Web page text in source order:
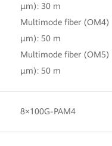
μm): 30 m
Multimode fiber
μm): 50 m
Multimode fiber
μm): 50 m
8×100G-PAM4